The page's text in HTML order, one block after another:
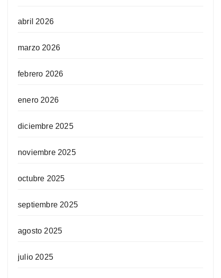
abril 2026
marzo 2026
febrero 2026
enero 2026
diciembre 2025
noviembre 2025
octubre 2025
septiembre 2025
agosto 2025
julio 2025